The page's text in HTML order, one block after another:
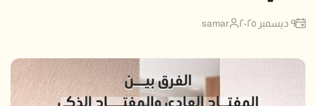
٩ ديسمبر ٢٠٢٥ samar